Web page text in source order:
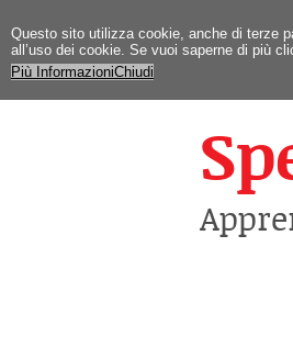
Questo sito utilizza cookie, anche di terze
all’uso dei cookie. Se vuoi saperne di più
Più InformazioniChiudi